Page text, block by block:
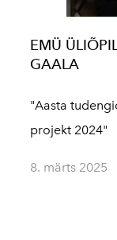
EMÜ
GAALA
"Aasta
projekt 2024"
8. märts 2025